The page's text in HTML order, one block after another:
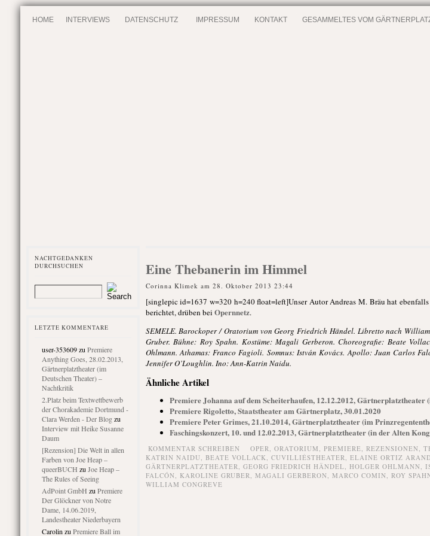
HOME INTERVIEWS DATENSCHUTZ IMPRESSUM KONTAKT GESAMMELTES VOM
NACHTGEDANKEN
DURCHSUCHEN
LETZTE KOMMENTARE
user-353609zu Premiere
Anything Goes, 28.02.2013,
Gärtnerplatztheater (im
Deutschen Theater) –
Nachtkritik
2.Platz beim Textwettbewerb
der Chorakademie Dortmund -
Clara Werden - Der Blogzu
Interview mit Heike Susanne
Daum
[Rezension] Die Welt in allen
Farben von Joe Heap –
queerBUCH zu Joe Heap –
The Rules of Seeing
AdPoint GmbH zu Premiere
Der Glöckner von Notre
Dame, 14.06.2019,
Landestheater Niederbayern
Carolin zu Premiere Ball im
Eine Thebanerin im Himmel
Corinna Klimek am 28. Oktober 2013 23:44
[singlepic id=1637 w=320 h=240 float=left]Unser Autor Andreas M. Bräu hat
berichtet, drüben bei Opernnetz.
SEMELE. Barockoper / Oratorium von Georg Friedrich Händel. Libretto nach
Gruber. Bühne: Roy Spahn. Kostüme: Magali Gerberon. Choreografie: Beate
Ohlmann. Athamas: Franco Fagioli. Somnus: István Kovács. Apollo: Juan Carlos
Jennifer O’Loughlin. Ino: Ann-Katrin Naidu.
Ähnliche Artikel
Premiere Johanna auf dem Scheiterhaufen, 12.12.2012, Gärtnerplatztheater
Premiere Rigoletto, Staatstheater am Gärtnerplatz, 30.01.2020
Premiere Peter Grimes, 21.10.2014, Gärtnerplatztheater (im
Faschingskonzert, 10. und 12.02.2013, Gärtnerplatztheater (in der Alten
KOMMENTAR SCHREIBEN OPER, ORATORIUM, PREMIERE, REZENSIONEN,
KATRIN NAIDU, BEATE VOLLACK, CUVILLIÉSTHEATER, ELAINE ORTIZ
GÄRTNERPLATZTHEATER, GEORG FRIEDRICH HÄNDEL, HOLGER OHLMANN,
FALCÓN, KAROLINE GRUBER, MAGALI GERBERON, MARCO COMIN, ROY
WILLIAM CONGREVE